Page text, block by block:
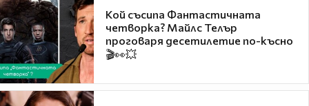
Кой съсипа Фантастичната
четворка? Майлс Телър
проговаря десетилетие по-късно
🎬👀💥